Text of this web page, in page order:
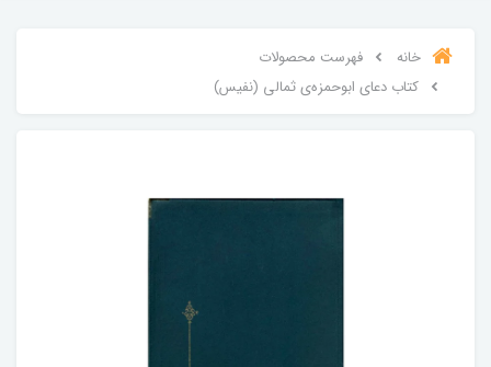
خانه
فهرست محصولات
کتاب دعای ابوحمزه‌ی ثمالی (نفیس)